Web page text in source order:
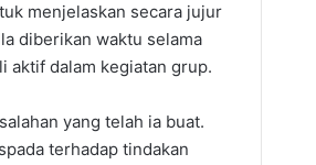
menjelaskan secara jujur
diberikan waktu selama
aktif dalam kegiatan grup.
yang telah ia buat.
terhadap tindakan